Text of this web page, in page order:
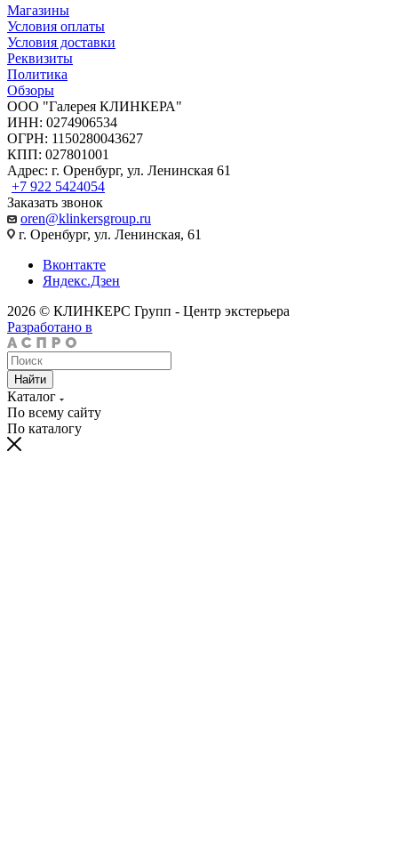
Магазины
Условия оплаты
Условия доставки
Реквизиты
Политика
Обзоры
ООО "Галерея КЛИНКЕРА"
ИНН: 0274906534
ОГРН: 1150280043627
КПП: 027801001
Адрес: г. Оренбург, ул. Ленинская 61
+7 922 5424054
Заказать звонок
oren@klinkersgroup.ru
г. Оренбург, ул. Ленинская, 61
Вконтакте
Яндекс.Дзен
2026 © КЛИНКЕРС Групп - Центр экстерьера
Разработано в
Найти
Каталог
По всему сайту
По каталогу